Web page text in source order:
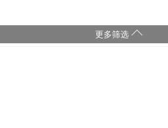
更多筛选